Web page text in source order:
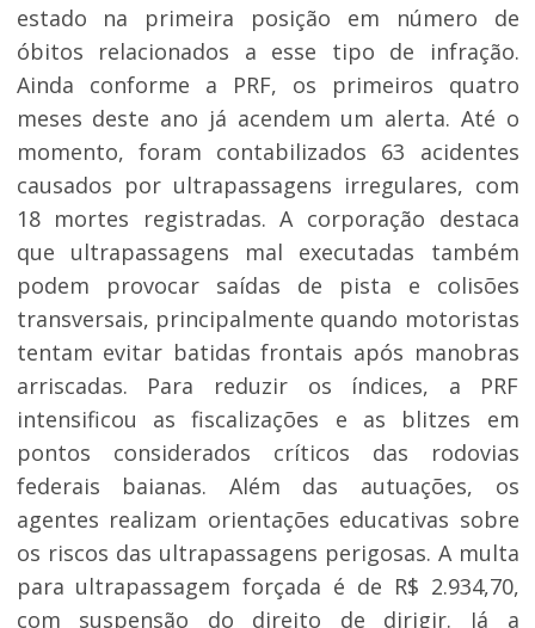
estado na primeira posição em número de
óbitos relacionados a esse tipo de infração.
Ainda conforme a PRF, os primeiros quatro
meses deste ano já acendem um alerta. Até o
momento, foram contabilizados 63 acidentes
causados por ultrapassagens irregulares, com
18 mortes registradas. A corporação destaca
que ultrapassagens mal executadas também
podem provocar saídas de pista e colisões
transversais, principalmente quando motoristas
tentam evitar batidas frontais após manobras
arriscadas. Para reduzir os índices, a PRF
intensificou as fiscalizações e as blitzes em
pontos considerados críticos das rodovias
federais baianas. Além das autuações, os
agentes realizam orientações educativas sobre
os riscos das ultrapassagens perigosas. A multa
para ultrapassagem forçada é de R$ 2.934,70,
com suspensão do direito de dirigir. Já a